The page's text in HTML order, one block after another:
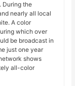
During the
nearly all local
A color
which over
be broadcast in
just one year
shows
all-color